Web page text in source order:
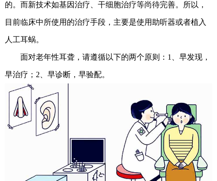
的。而新技术如基因治疗、干细胞治疗等尚待完善。所以，
目前临床中所使用的治疗手段，主要是使用助听器或者植入
人工耳蜗。
面对老年性耳聋，请遵循以下的两个原则：1、早发现，
早治疗；2、早诊断，早验配。